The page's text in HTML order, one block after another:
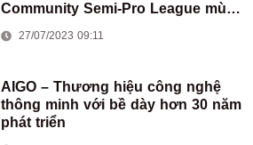
Community Semi-Pro League mùa
27/07/2023 09:11
AIGO – Thương hiệu công nghệ
thông minh với bề dày hơn 30 năm
phát triển